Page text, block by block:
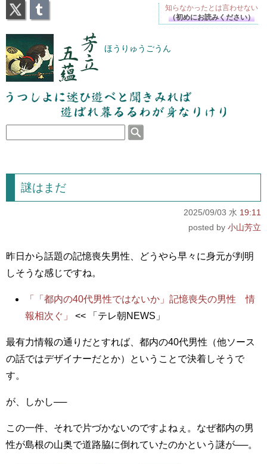
芳立五蘊 ほうりゅうごうん
うつしよに迷ひ遊べと聞きみれば遊ばれ暮るるわが
身なりけり
謎はまだ
2025/09/03 水 19:11
小山芳立
昨日から話題の記憶喪失男性、どうやら早々に身元が判明
しそうな感じですね。
「「都内の40代男性ではないか」記憶喪失の男性 情
報相次ぐ」
<< 「テレ朝NEWS」
最有力情報の通りだとすれば、都内の40代男性（他ソース
の話ではデザイナーだとか）ということで決着しそうで
す。
が、しかし──
この一件、それで片づかないのですよねぇ。なぜ都内の男
性が島根の山奥で道路脇に倒れていたのかという謎が──。
知らなかったとは言わせない
（初めにお読みください）
X Tumblr